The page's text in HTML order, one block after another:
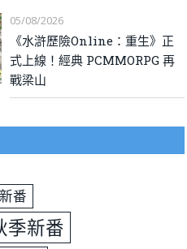
05/08/2026
《水滸歷險Online：重生》正
式上線！經典 PCMMORPG 再
戰梁山
番
季新番